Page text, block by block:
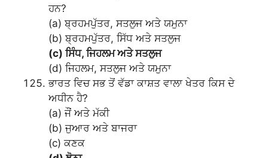
ਹਨ?
(a) ਬ੍ਰਹਮਪੁੱਤਰ, ਸਤਲੁਜ ਅਤੇ ਯਮੁਨਾ
(b) ਬ੍ਰਹਮਪੁੱਤਰ, ਸਿੱਧ ਅਤੇ ਸਤਲੁਜ
(c) ਸਿੰਧ, ਜਿਹਲਮ ਅਤੇ ਸਤਲੁਜ
(d) ਜਿਹਲਮ, ਸਤਲੁਜ ਅਤੇ ਯਮੁਨਾ
ਭਾਰਤ ਵਿਚ ਸਭ ਤੋਂ ਵੱਡਾ ਕਾਸ਼ਤ ਵਾਲਾ ਖੇਤਰ ਕਿਸ ਦੇ
ਅਧੀਨ ਹੈ?
(a) ਜੌਂ ਅਤੇ ਮੱਕੀ
(b) ਜੁਆਰ ਅਤੇ ਬਾਜਰਾ
(c) ਕਣਕ